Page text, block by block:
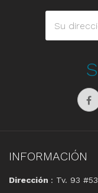
INFORMACIÓN
Dirección : Tv. 93